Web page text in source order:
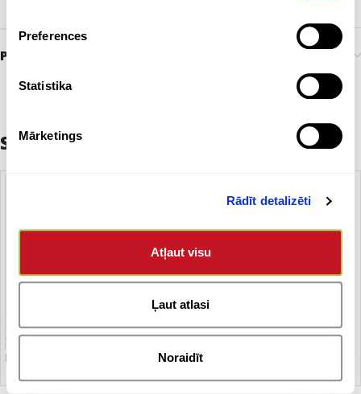
Preferences
Statistika
Mārketings
Rādīt detalizēti
Atļaut visu
Ļaut atlasi
Noraidīt
Preces pasūtīšana un piegāde
Saistītie produkti
Lietussargs – garais